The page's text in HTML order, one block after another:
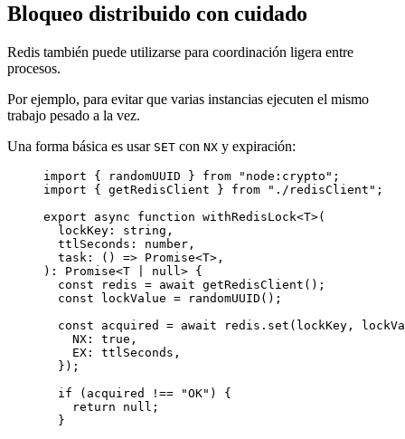
Bloqueo distribuido con cuidado
Redis también puede utilizarse para coordinación ligera entre
procesos.
Por ejemplo, para evitar que varias instancias ejecuten el mismo
trabajo pesado a la vez.
Una forma básica es usar SET con NX y expiración:
import { randomUUID } from "node:crypto" ;
import { getRedisClient } from "./redisClient" ;
export
async function withRedisLock<T>(
lockKey : string ,
ttlSeconds : number ,
task : () => Promise<T>,
) : Promise<T null > {
const
redis = await getRedisClient ();
const
lockValue = randomUUID ();
const
acquired = await redis. set (lockKey,
NX: true ,
EX: ttlSeconds,
});
if (acquired !== "OK" ) {
return
null ;
}